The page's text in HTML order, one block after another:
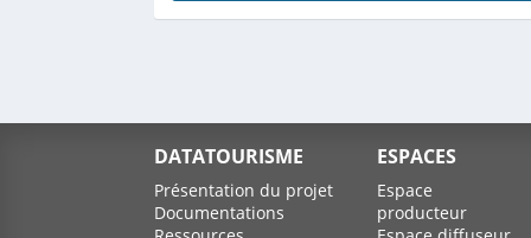
DATATOURISME
Présentation du projet
Documentations
ESPACES
Espace
producteur